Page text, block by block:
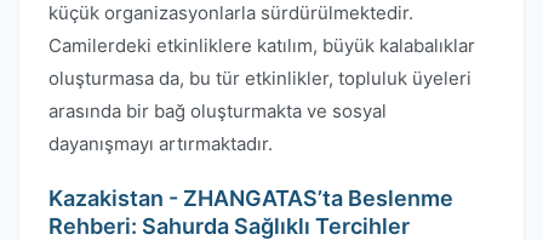
küçük organizasyonlarla sürdürülmektedir.
Camilerdeki etkinliklere katılım, büyük kalabalıklar
oluşturmasa da, bu tür etkinlikler, topluluk üyeleri
arasında bir bağ oluşturmakta ve sosyal
dayanışmayı artırmaktadır.
Kazakistan - ZHANGATAS’ta Beslenme
Rehberi: Sahurda Sağlıklı Tercihler